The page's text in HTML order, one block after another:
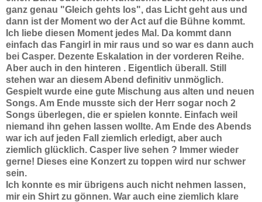
ganz genau "Gleich gehts los", das Licht geht aus und
dann ist der Moment wo der Act auf die Bühne kommt.
Ich liebe diesen Moment jedes Mal. Da kommt dann
einfach das Fangirl in mir raus und so war es dann auch
bei Casper. Dezente Eskalation in der vorderen Reihe.
Aber auch in den hinteren . Eigentlich überall. Still
stehen war an diesem Abend definitiv unmöglich.
Gespielt wurde eine gute Mischung aus alten und neuen
Songs. Am Ende musste sich der Herr sogar noch 2
Songs überlegen, die er spielen konnte. Einfach weil
niemand ihn gehen lassen wollte. Am Ende des Abends
war ich auf jeden Fall ziemlich erledigt, aber auch
ziemlich glücklich. Casper live sehen ? Immer wieder
gerne! Dieses eine Konzert zu toppen wird nur schwer
sein.
Ich konnte es mir übrigens auch nicht nehmen lassen,
mir ein Shirt zu gönnen. War auch eine ziemlich klare